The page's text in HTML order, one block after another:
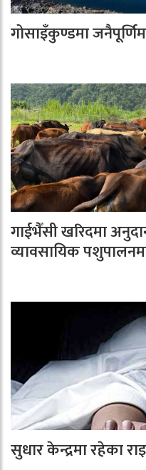
गोसाइँकुण्डमा
गाईभैँसी खरिदमा
व्यावसायिक
सुधार केन्द्रमा रहेका